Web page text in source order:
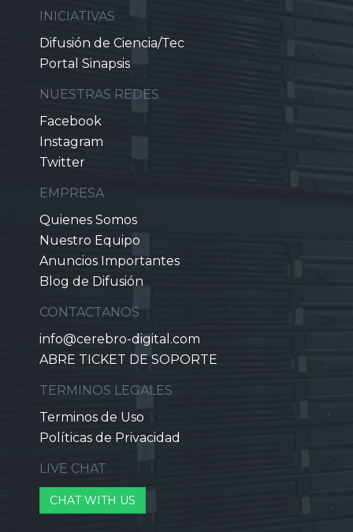
INICIATIVAS
Difusión de Ciencia/Tec
Portal Sinapsis
NUESTRAS REDES
Facebook
Instagram
Twitter
EMPRESA
Quienes Somos
Nuestro Equipo
Anuncios Importantes
Blog de Difusión
CONTACTANOS
info@cerebro-digital.com
ABRE TICKET DE SOPORTE
TERMINOS LEGALES
Terminos de Uso
Políticas de Privacidad
LIVE CHAT
CHAT WITH US